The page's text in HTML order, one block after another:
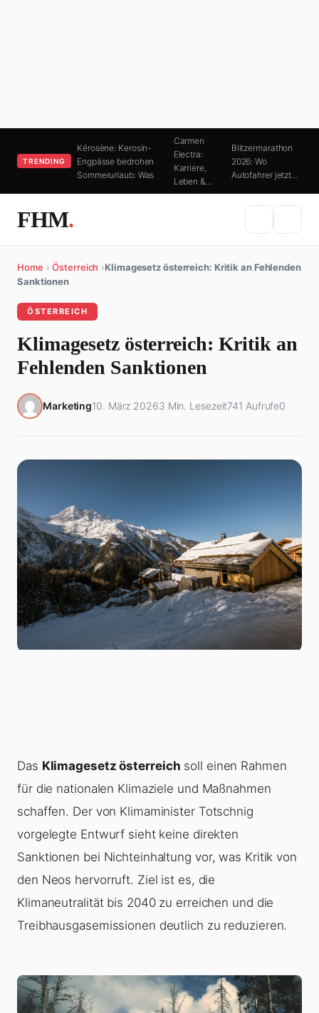
TRENDING
Kérosène: Kerosin-
Engpässe bedrohen
Sommerurlaub: Was
Carmen
Electra:
Karriere,
Leben &…
Blitzermarathon
2026: Wo
Autofahrer jetzt…
FHM.
Home › Österreich ›Klimagesetz österreich: Kritik an Fehlenden
Sanktionen
ÖSTERREICH
Klimagesetz österreich: Kritik an
Fehlenden Sanktionen
Marketing10. März 20263 Min. Lesezeit741 Aufrufe0
Das Klimagesetz österreich soll einen Rahmen
für die nationalen Klimaziele und Maßnahmen
schaffen. Der von Klimaminister Totschnig
vorgelegte Entwurf sieht keine direkten
Sanktionen bei Nichteinhaltung vor, was Kritik von
den Neos hervorruft. Ziel ist es, die
Klimaneutralität bis 2040 zu erreichen und die
Treibhausgasemissionen deutlich zu reduzieren.